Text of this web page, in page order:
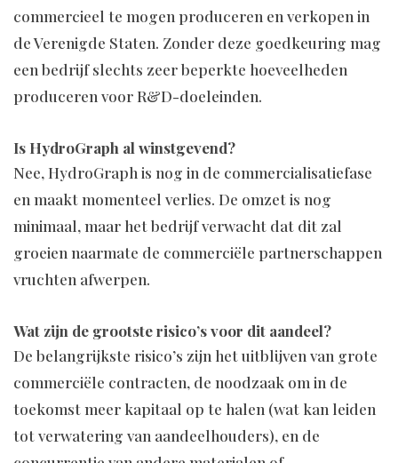
commercieel te mogen produceren en verkopen in
de Verenigde Staten. Zonder deze goedkeuring mag
een bedrijf slechts zeer beperkte hoeveelheden
produceren voor R&D-doeleinden.
Is HydroGraph al winstgevend?
Nee, HydroGraph is nog in de commercialisatiefase
en maakt momenteel verlies. De omzet is nog
minimaal, maar het bedrijf verwacht dat dit zal
groeien naarmate de commerciële partnerschappen
vruchten afwerpen.
Wat zijn de grootste risico’s voor dit aandeel?
De belangrijkste risico’s zijn het uitblijven van grote
commerciële contracten, de noodzaak om in de
toekomst meer kapitaal op te halen (wat kan leiden
tot verwatering van aandeelhouders), en de